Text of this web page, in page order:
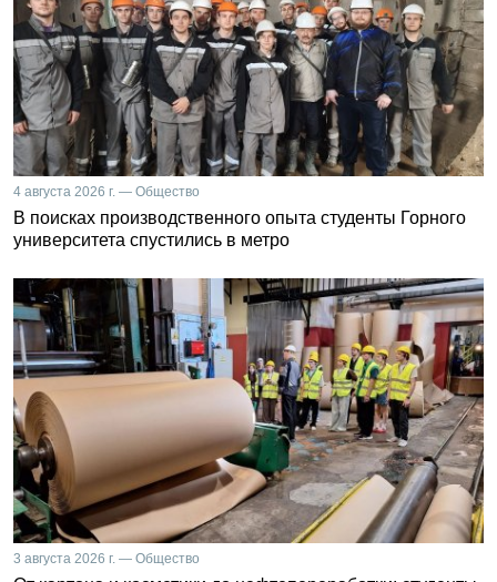
4 августа 2026 г. — Общество
В поисках производственного опыта студенты Горного
университета спустились в метро
3 августа 2026 г. — Общество